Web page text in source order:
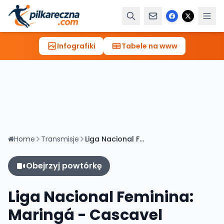
Infografiki Tabele na www
Home Transmisje Liga Nacional Feminina: Maringá - Cascavel [TRANSMISJA, LIVE]
Obejrzyj powtórkę
Liga Nacional Feminina:
Maringá - Cascavel